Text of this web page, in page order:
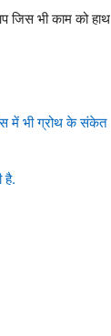
भी काम को हाथ
में भी ग्रोथ के संकेत
है.